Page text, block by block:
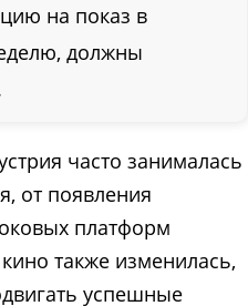
на показ в
должны
часто занималась
от появления
платформ
также изменилась,
успешные